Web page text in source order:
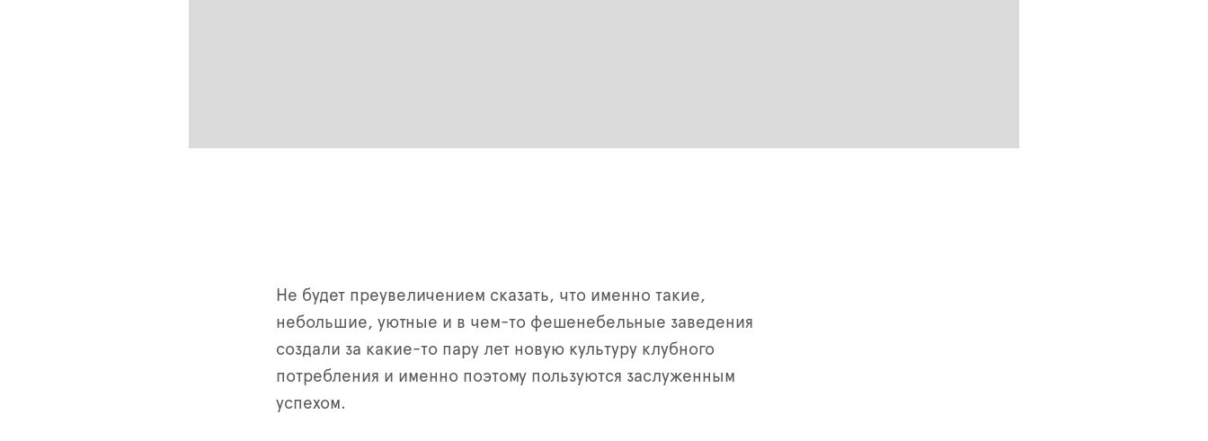
Не будет преувеличением сказать, что именно такие,
небольшие, уютные и в чем-то фешенебельные заведения
создали за какие-то пару лет новую культуру клубного
потребления и именно поэтому пользуются заслуженным
успехом.